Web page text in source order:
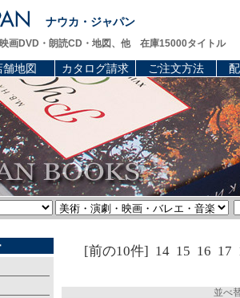
ナウカ・ジャパン
画DVD・朗読CD・地図、他 在庫15000タイトル
舗地図 カタログ請求 ご注文方法
[前の10件] 14 15 16 17
並べ